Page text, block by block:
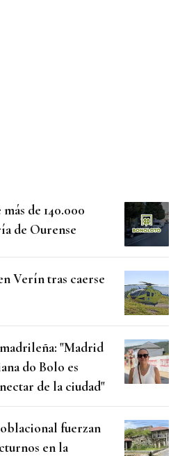
de 140.000
de Ourense
Verín tras caerse
"Madrid
do Bolo es
de la ciudad"
fuerzan
en la